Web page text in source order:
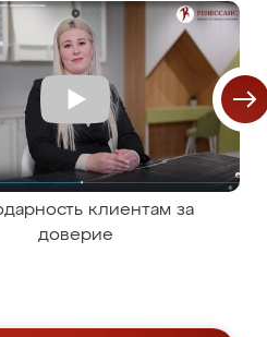
клиентам за
доверие